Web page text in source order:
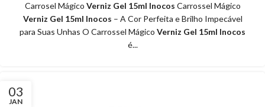
Carrosel Mágico Verniz Gel 15ml Inocos Carrossel Mágico
Verniz Gel 15ml Inocos – A Cor Perfeita e Brilho Impecável
para Suas Unhas O Carrossel Mágico Verniz Gel 15ml Inocos
é...
03
JAN